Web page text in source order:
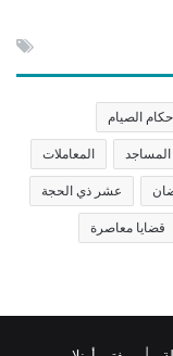
الصيام
المساجد المعاملات
عشر ذي الحجة
قضايا معاصرة